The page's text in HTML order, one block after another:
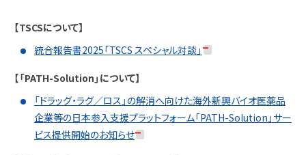
【TSCSについて】
統合報告書2025「TSCS スペシャル対談」
【「PATH-Solution」について】
「ドラッグ・ラグ／ロス」の解消へ向けた海外新興バイオ医薬品
企業等の日本参入支援プラットフォーム「PATH-Solution」サー
ビス提供開始のお知らせ